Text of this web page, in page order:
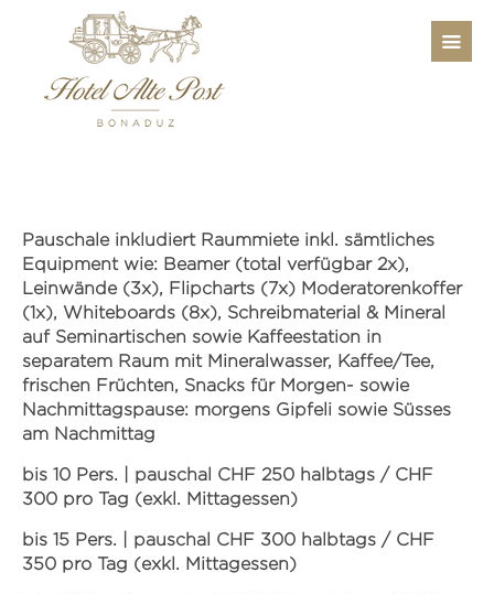
Pauschale inkludiert Raummiete inkl. sämtliches
Equipment wie: Beamer (total verfügbar 2x),
Leinwände (3x), Flipcharts (7x) Moderatorenkoffer
(1x), Whiteboards (8x), Schreibmaterial & Mineral
auf Seminartischen sowie Kaffeestation in
separatem Raum mit Mineralwasser, Kaffee/Tee,
frischen Früchten, Snacks für Morgen- sowie
Nachmittagspause: morgens Gipfeli sowie Süsses
am Nachmittag
bis 10 Pers. | pauschal CHF 250 halbtags / CHF
300 pro Tag (exkl. Mittagessen)
bis 15 Pers. | pauschal CHF 300 halbtags / CHF
350 pro Tag (exkl. Mittagessen)